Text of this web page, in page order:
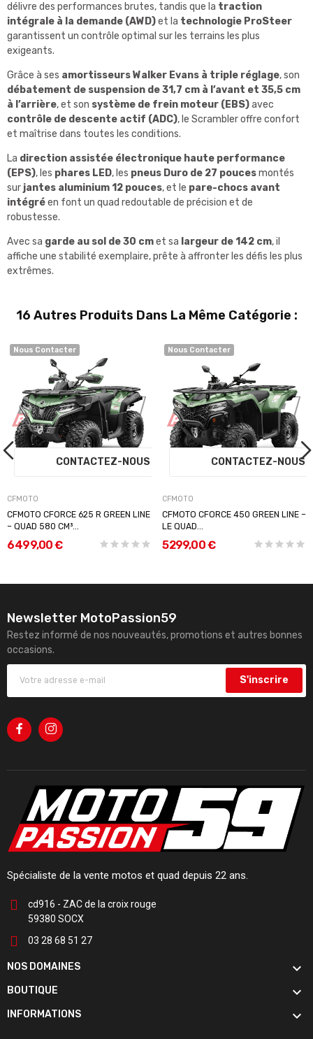
délivre des performances brutes, tandis que la traction
intégrale à la demande (AWD)et la technologie ProSteer
garantissent un contrôle optimal sur les terrains les plus
exigeants.
Grâce à ses amortisseurs Walker Evans à triple réglage, son
débatement de suspension de 31,7 cm à l’avant et 35,5 cm
à l’arrière, et son système de frein moteur (EBS)avec
contrôle de descente actif (ADC), le Scrambler offre confort
et maîtrise dans toutes les conditions.
La direction assistée électronique haute performance
(EPS), les phares LED, les pneus Duro de 27 poucesmontés
surjantes aluminium 12 pouces, et le pare-chocs avant
intégréen font un quad redoutable de précision et de
robustesse.
Avec sa garde au sol de 30 cmet sa largeur de 142 cm, il
affiche une stabilité exemplaire, prête à affronter les défis les plus
extrêmes.
16 Autres Produits Dans La Même Catégorie :
Nous Contacter
CONTACTEZ-NOUS
CFMOTO
CFMOTO CFORCE 625 R GREEN LINE
– QUAD 580 CM³...
6 499,00 €
Nous Contacter
CONTACTEZ-NOUS
CFMOTO
CFMOTO CFORCE 450 GREEN LINE –
LE QUAD...
5 299,00 €
Newsletter MotoPassion59
Restez informé de nos nouveautés, promotions et autres bonnes
occasions.
S'inscrire
Spécialiste de la vente motos et quad depuis 22 ans.
cd916 - ZAC de la croix rouge
59380 SOCX
03 28 68 51 27
NOS DOMAINES 
BOUTIQUE 
INFORMATIONS 